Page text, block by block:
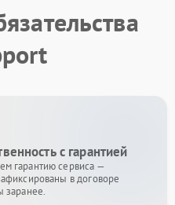
с гарантией
гарантию сервиса —
в договоре
заранее.